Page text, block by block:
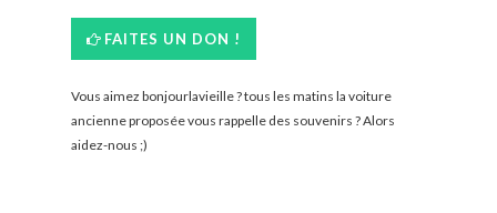
FAITES UN DON !
Vous aimez bonjourlavieille ? tous les matins la voiture
ancienne proposée vous rappelle des souvenirs ? Alors
aidez-nous ;)